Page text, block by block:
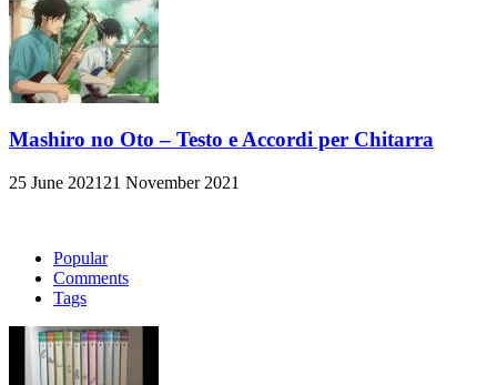
Mashiro no Oto – Testo e Accordi per Chitarra
25 June 2021 21 November 2021
Popular
Comments
Tags